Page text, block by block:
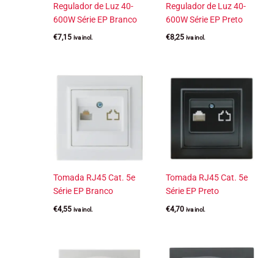
Regulador de Luz 40-
600W Série EP Branco
€7,15 iva incl.
Regulador de Luz 40-
600W Série EP Preto
€8,25 iva incl.
Tomada RJ45 Cat. 5e
Série EP Branco
€4,55 iva incl.
Tomada RJ45 Cat. 5e
Série EP Preto
€4,70 iva incl.